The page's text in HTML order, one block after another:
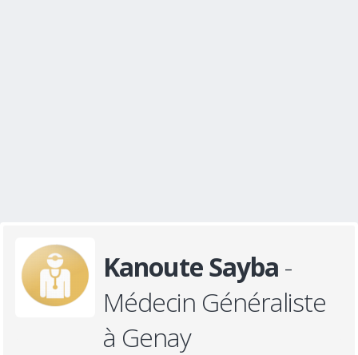
Kanoute Sayba -
Médecin Généraliste
à Genay